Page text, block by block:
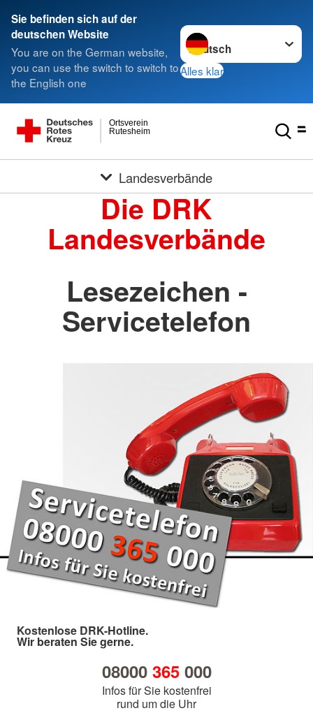
Sie befinden sich auf der
deutschen Website
You are on the German website,
you can use the switch to switch to
the English one
Sprache wechseln zu
Alles klar
Rutesheim
Ortsverein
Landesverbände
Die DRK
Landesverbände
Lesezeichen -
Servicetelefon
Kostenlose DRK-Hotline.
Wir beraten Sie gerne.
08000 365000
Infos für Sie kostenfrei
rund um die Uhr